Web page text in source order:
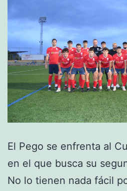
El Pego se enfrenta al
en el que busca su
No lo tienen nada fácil